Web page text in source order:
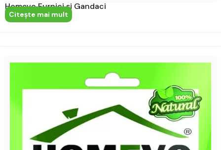
Homevo Furnici si Gandaci
Citeşte mai mult